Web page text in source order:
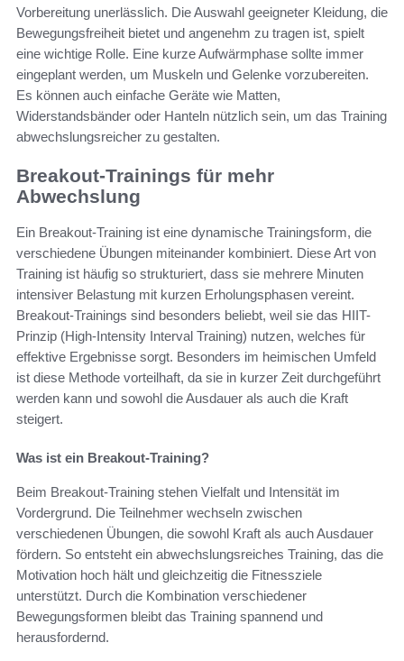
Vorbereitung unerlässlich. Die Auswahl geeigneter Kleidung, die
Bewegungsfreiheit bietet und angenehm zu tragen ist, spielt
eine wichtige Rolle. Eine kurze Aufwärmphase sollte immer
eingeplant werden, um Muskeln und Gelenke vorzubereiten.
Es können auch einfache Geräte wie Matten,
Widerstandsbänder oder Hanteln nützlich sein, um das Training
abwechslungsreicher zu gestalten.
Breakout-Trainings für mehr
Abwechslung
Ein Breakout-Training ist eine dynamische Trainingsform, die
verschiedene Übungen miteinander kombiniert. Diese Art von
Training ist häufig so strukturiert, dass sie mehrere Minuten
intensiver Belastung mit kurzen Erholungsphasen vereint.
Breakout-Trainings sind besonders beliebt, weil sie das HIIT-
Prinzip (High-Intensity Interval Training) nutzen, welches für
effektive Ergebnisse sorgt. Besonders im heimischen Umfeld
ist diese Methode vorteilhaft, da sie in kurzer Zeit durchgeführt
werden kann und sowohl die Ausdauer als auch die Kraft
steigert.
Was ist ein Breakout-Training?
Beim Breakout-Training stehen Vielfalt und Intensität im
Vordergrund. Die Teilnehmer wechseln zwischen
verschiedenen Übungen, die sowohl Kraft als auch Ausdauer
fördern. So entsteht ein abwechslungsreiches Training, das die
Motivation hoch hält und gleichzeitig die Fitnessziele
unterstützt. Durch die Kombination verschiedener
Bewegungsformen bleibt das Training spannend und
herausfordernd.